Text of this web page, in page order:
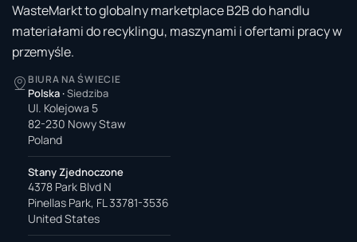
WasteMarkt to globalny marketplace B2B do handlu
materiałami do recyklingu, maszynami i ofertami pracy w
przemyśle.
BIURA NA ŚWIECIE
Polska ·Siedziba
Ul. Kolejowa 5
82-230 Nowy Staw
Poland
Stany Zjednoczone
4378 Park Blvd N
Pinellas Park, FL 33781-3536
United States